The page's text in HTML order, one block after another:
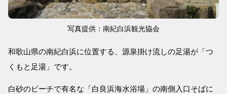
写真提供：南紀白浜観光協会
和歌山県の南紀白浜に位置する、源泉掛け流しの足湯が「つ
くもと足湯」です。
白砂のビーチで有名な「白良浜海水浴場」の南側入口そばに